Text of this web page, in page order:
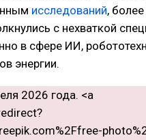
исследований,
с нехваткой
в сфере ИИ,
энергии.